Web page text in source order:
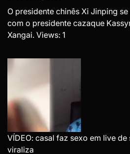
O presidente chinês Xi Jinping
com o presidente cazaque
Xangai. Views: 1
VÍDEO: casal faz sexo em live de
viraliza